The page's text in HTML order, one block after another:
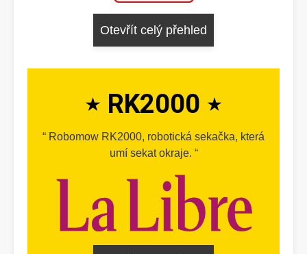
Otevřít celý přehled
RK2000
Robomow RK2000, robotická sekačka, která
umí sekat okraje.